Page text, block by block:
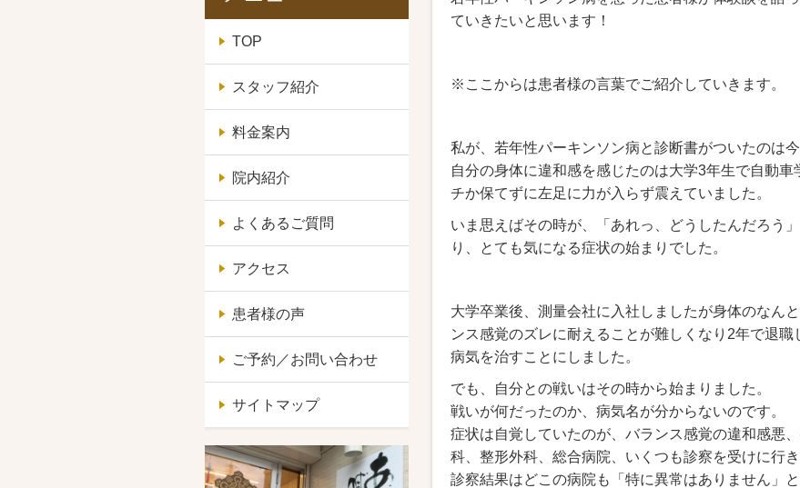
ていきたいと思います！
※ここからは患者様の言葉でご紹介していきます。
私が、若年性パーキンソン病と診断書がついたのは
自分の身体に違和感を感じたのは大学3年生で自動
チか保てずに左足に力が入らず震えていました。
いま思えばその時が、「あれっ、どうしたんだろう
り、とても気になる症状の始まりでした。
大学卒業後、測量会社に入社しましたが身体のなん
ンス感覚のズレに耐えることが難しくなり2年で退職
病気を治すことにしました。
でも、自分との戦いはその時から始まりました。
戦いが何だったのか、病気名が分からないのです。
症状は自覚していたのが、バランス感覚の違和感悪
科、整形外科、総合病院、いくつも診察を受けに行き
診察結果はどこの病院も「特に異常はありません」
TOP
スタッフ紹介
料金案内
院内紹介
よくあるご質問
アクセス
患者様の声
ご予約／お問い合わせ
サイトマップ